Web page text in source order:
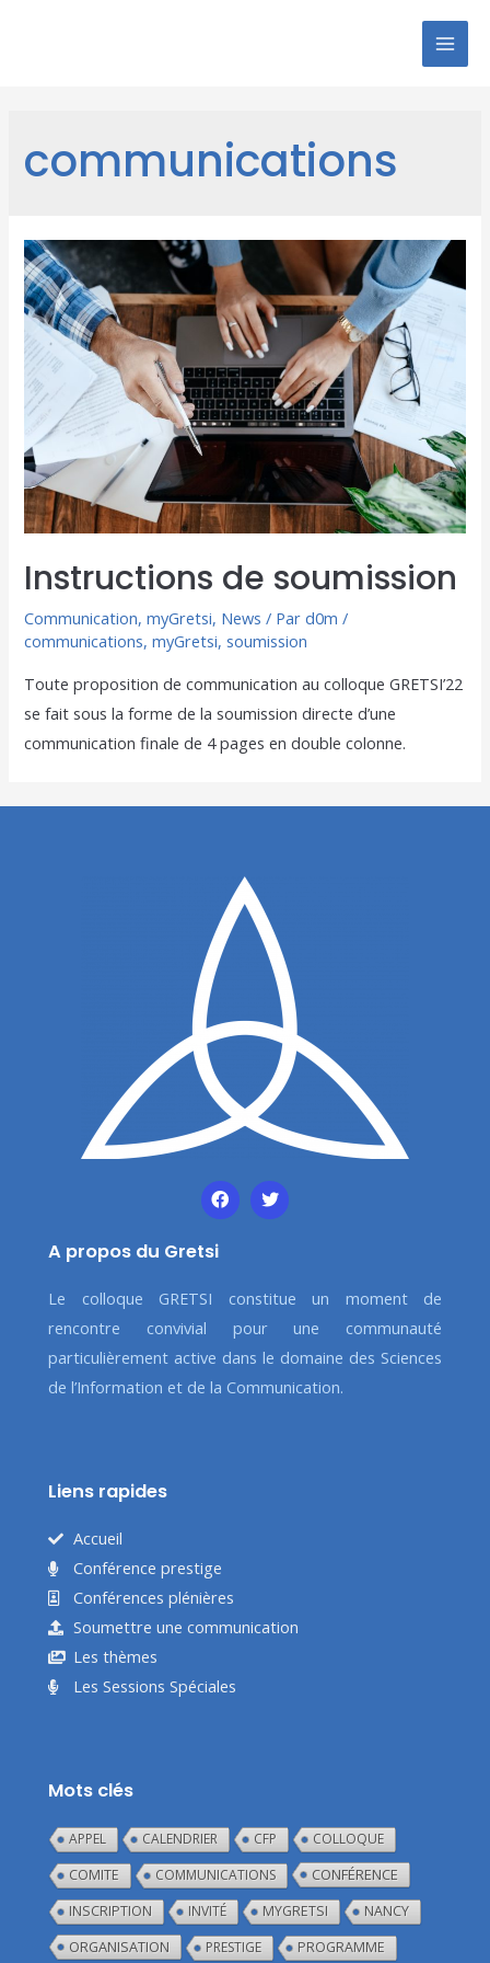
communications
Instructions de soumission
Communication,myGretsi, News / Pard0m /
communications,myGretsi,soumission
Toute proposition de communication au colloque GRETSI’22
se fait sous la forme de la soumission directe d’une
communication finale de 4 pages en double colonne.
A propos du Gretsi
Le colloque GRETSI constitue un moment de
rencontre convivial pour une communauté
particulièrement active dans le domaine des Sciences
de l’Information et de la Communication.
Liens rapides
Accueil
Conférence prestige
Conférences plénières
Soumettre une communication
Les thèmes
Les Sessions Spéciales
Mots clés
APPEL CALENDRIER CFP
COLLOQUE
COMITE
COMMUNICATIONS CONFÉRENCE
INSCRIPTION INVITÉ MYGRETSI NANCY
ORGANISATION PRESTIGE PROGRAMME